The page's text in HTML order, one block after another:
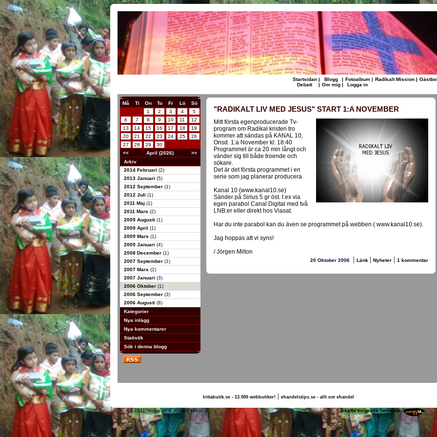
Startsidan | Blogg | Fotoalbum | Radikalt Mission |
Debatt
| Om mig | Logga in
Må Ti On To Fr Lö
Sö
1
2 3 4
5
6
7 8 9 10 11
12
13
14 15 16 17 18
19
20
21 22 23 24 25
26
27
28 29
30
<<
April (2026)
>>
Arkiv
2014 Februari (2)
2013 Januari (5)
2012 September (1)
2012 Juli (1)
2011 Maj (1)
2011 Mars (2)
2009 Augusti (1)
2009 April (1)
2009 Mars (1)
2009 Januari (4)
2008 December (1)
2007 September (1)
2007 Mars (2)
2007 Januari (3)
2006 Oktober (1)
2006 September (3)
2006 Augusti (8)
Kategorier
Nya inlägg
Nya kommentarer
Statistik
Sök i denna blogg
"RADIKALT LIV MED JESUS" START 1:A NOVEMBER
Mitt första egenproducerade Tv-
program om Radikal kristen tro
kommer att sändas på KANAL 10,
Onsd. 1:a November kl: 18:40
Programmet är ca 20 min långt och
vänder sig till både troende och
sökare.
Det är det första programmet i en
serie som jag planerar producera.
Kanal 10 (www.kanal10.se)
Sänder på Sirius 5 gr öst. t ex via
egen parabol Canal Digital med två
LNB:er eller direkt hos Viasat.
Har du inte parabol kan du även se programmet på webben ( www.kanal10.se).
Jag hoppas att vi syns!
/ Jörgen Milton
20 Oktober 2006 | Länk | Nyheter | 1 kommentar
hittabutik.se - 13.000 webbutiker!| ehandelstips.se - allt om ehandel
(c) 2011, nogg.se & Jörgen Milton Skaffa en gratis hemsida